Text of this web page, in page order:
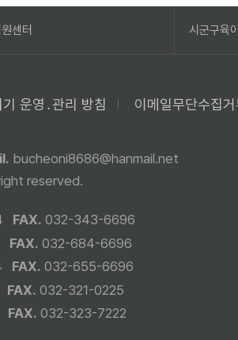
센터 시군구육
운영․관리 방침 이메일무단수집거
bucheoni8686@hanmail.net
reserved.
FAX. 032-343-6696
FAX. 032-684-6696
FAX. 032-655-6696
FAX. 032-321-0225
FAX. 032-323-7222